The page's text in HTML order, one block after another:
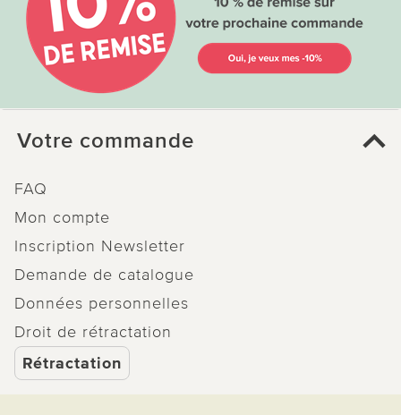
Votre commande
FAQ
Mon compte
Inscription Newsletter
Demande de catalogue
Données personnelles
Droit de rétractation
Rétractation